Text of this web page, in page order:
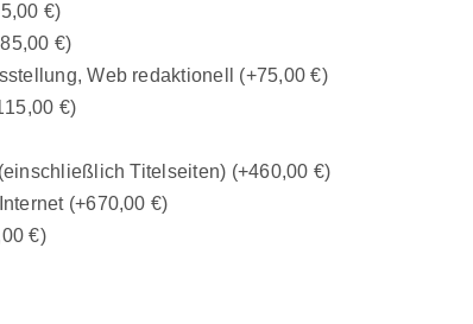
€)
85,00 €)
Web redaktionell (+75,00€)
€)
Titelseiten) (+460,00 €)
(+670,00 €)
€)